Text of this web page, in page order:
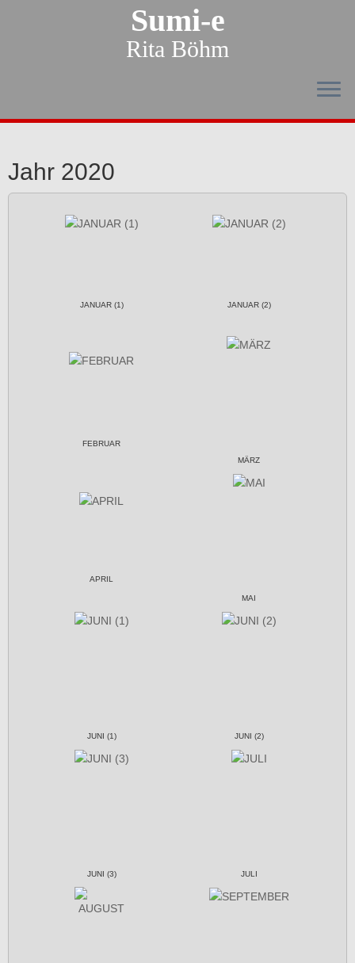
Sumi-e
Rita Böhm
Jahr 2020
JANUAR (1) JANUAR (2)
FEBRUAR
MÄRZ
APRIL
MAI
JUNI (1) JUNI (2)
JUNI (3) JULI